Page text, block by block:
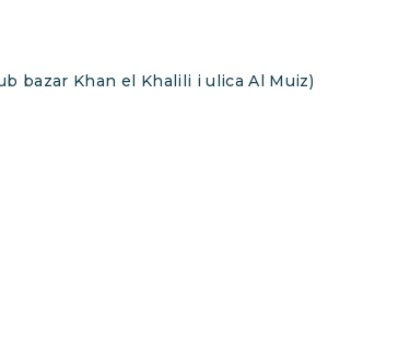
bazar Khan el Khalili i ulica Al Muiz)